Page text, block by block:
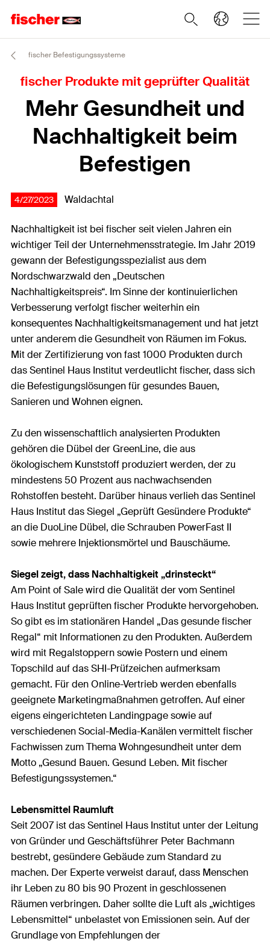
fischer Befestigungssysteme
fischer Produkte mit geprüfter Qualität
Mehr Gesundheit und
Nachhaltigkeit beim
Befestigen
4/27/2023 Waldachtal
Nachhaltigkeit ist bei fischer seit vielen Jahren ein
wichtiger Teil der Unternehmensstrategie. Im Jahr 2019
gewann der Befestigungsspezialist aus dem
Nordschwarzwald den „Deutschen
Nachhaltigkeitspreis“. Im Sinne der kontinuierlichen
Verbesserung verfolgt fischer weiterhin ein
konsequentes Nachhaltigkeitsmanagement und hat jetzt
unter anderem die Gesundheit von Räumen im Fokus.
Mit der Zertifizierung von fast 1000 Produkten durch
das Sentinel Haus Institut verdeutlicht fischer, dass sich
die Befestigungslösungen für gesundes Bauen,
Sanieren und Wohnen eignen.
Zu den wissenschaftlich analysierten Produkten
gehören die Dübel der GreenLine, die aus
ökologischem Kunststoff produziert werden, der zu
mindestens 50 Prozent aus nachwachsenden
Rohstoffen besteht. Darüber hinaus verlieh das Sentinel
Haus Institut das Siegel „Geprüft Gesündere Produkte“
an die DuoLine Dübel, die Schrauben PowerFast II
sowie mehrere Injektionsmörtel und Bauschäume.
Siegel zeigt, dass Nachhaltigkeit „drinsteckt“
Am Point of Sale wird die Qualität der vom Sentinel
Haus Institut geprüften fischer Produkte hervorgehoben.
So gibt es im stationären Handel „Das gesunde fischer
Regal“ mit Informationen zu den Produkten. Außerdem
wird mit Regalstoppern sowie Postern und einem
Topschild auf das SHI-Prüfzeichen aufmerksam
gemacht. Für den Online-Vertrieb werden ebenfalls
geeignete Marketingmaßnahmen getroffen. Auf einer
eigens eingerichteten Landingpage sowie auf
verschiedenen Social-Media-Kanälen vermittelt fischer
Fachwissen zum Thema Wohngesundheit unter dem
Motto „Gesund Bauen. Gesund Leben. Mit fischer
Befestigungssystemen.“
Lebensmittel Raumluft
Seit 2007 ist das Sentinel Haus Institut unter der Leitung
von Gründer und Geschäftsführer Peter Bachmann
bestrebt, gesündere Gebäude zum Standard zu
machen. Der Experte verweist darauf, dass Menschen
ihr Leben zu 80 bis 90 Prozent in geschlossenen
Räumen verbringen. Daher sollte die Luft als „wichtiges
Lebensmittel“ unbelastet von Emissionen sein. Auf der
Grundlage von Empfehlungen der